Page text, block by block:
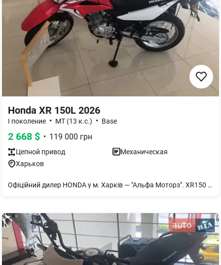
Honda XR 150L 2026
I поколение • MT (13 к.с.) • Base
2 668 $ • 119 000 грн
Цепной привод
Механическая
Харьков
Офіційний дилер HONDA у м. Харків — "Альфа Моторз". XR150 — простий та надійний мотоцикл від HONDA. В наявності. Доступні кольори — червоний